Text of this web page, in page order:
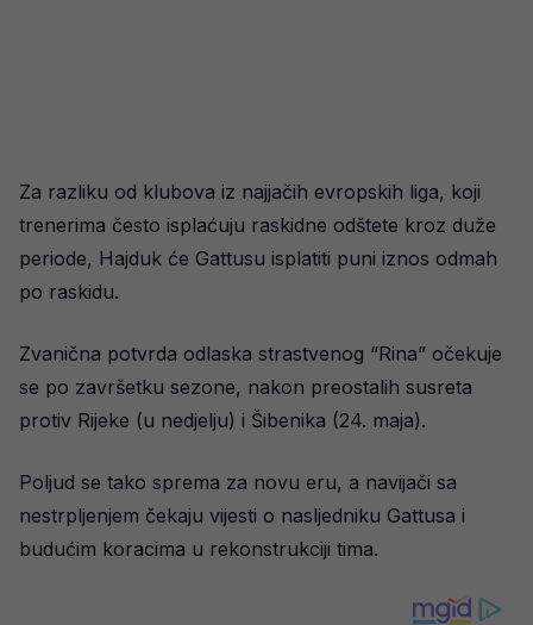
Za razliku od klubova iz najjačih evropskih liga, koji
trenerima često isplaćuju raskidne odštete kroz duže
periode, Hajduk će Gattusu isplatiti puni iznos odmah
po raskidu.
Zvanična potvrda odlaska strastvenog “Rina” očekuje
se po završetku sezone, nakon preostalih susreta
protiv Rijeke (u nedjelju) i Šibenika (24. maja).
Poljud se tako sprema za novu eru, a navijači sa
nestrpljenjem čekaju vijesti o nasljedniku Gattusa i
budućim koracima u rekonstrukciji tima.